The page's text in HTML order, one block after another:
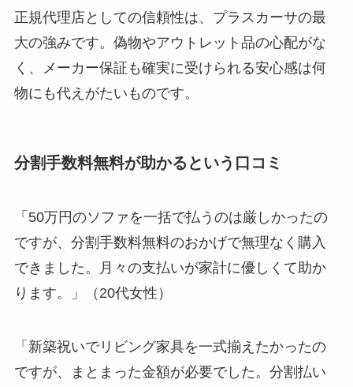
正規代理店としての信頼性は、プラスカーサの最
大の強みです。偽物やアウトレット品の心配がな
く、メーカー保証も確実に受けられる安心感は何
物にも代えがたいものです。
分割手数料無料が助かるという口コミ
「50万円のソファを一括で払うのは厳しかったの
ですが、分割手数料無料のおかげで無理なく購入
できました。月々の支払いが家計に優しくて助か
ります。」（20代女性）
「新築祝いでリビング家具を一式揃えたかったの
ですが、まとまった金額が必要でした。分割払い